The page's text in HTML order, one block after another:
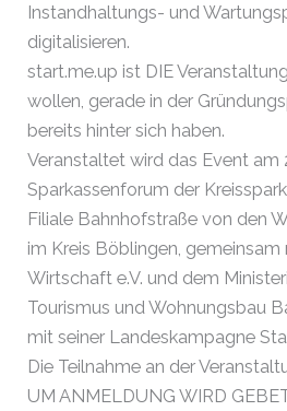
Instandhaltungs- und
digitalisieren.
start.me.up ist DIE
wollen, gerade in der
bereits hinter sich haben.
Veranstaltet wird das Event am
Sparkassenforum der
Filiale Bahnhofstraße von den
im Kreis Böblingen,
Wirtschaft e.V. und dem
Tourismus und Wohnungsbau
mit seiner Landeskampagne
Die Teilnahme an der
UM ANMELDUNG WIRD